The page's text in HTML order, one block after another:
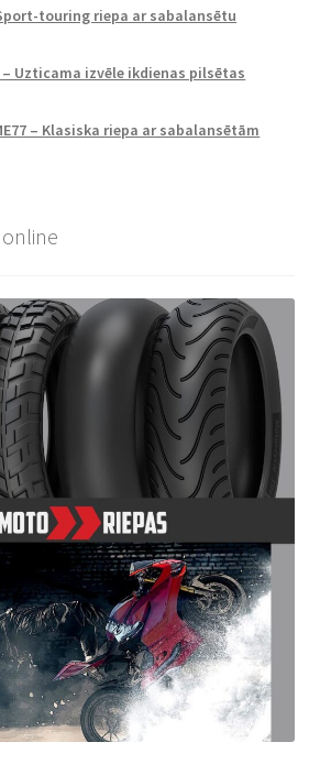
touring riepa ar sabalansētu
Uzticama izvēle ikdienas pilsētas
– Klasiska riepa ar sabalansētām